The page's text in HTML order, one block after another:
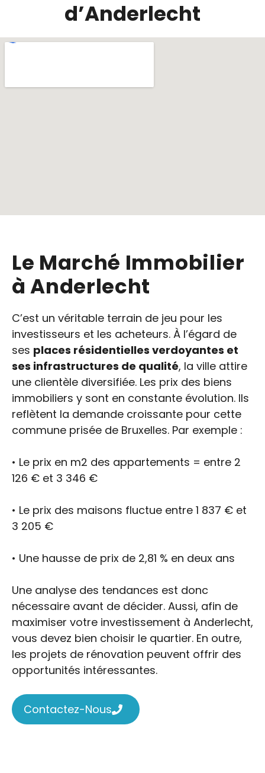
d’Anderlecht
Le Marché Immobilier
à Anderlecht
C’est un véritable terrain de jeu pour les
investisseurs et les acheteurs. À l’égard de
ses places résidentielles verdoyantes et
ses infrastructures de qualité, la ville attire
une clientèle diversifiée. Les prix des biens
immobiliers y sont en constante évolution. Ils
reflètent la demande croissante pour cette
commune prisée de Bruxelles. Par exemple :
• Le prix en m2 des appartements = entre 2
126 € et 3 346 €
• Le prix des maisons fluctue entre 1 837 € et
3 205 €
• Une hausse de prix de 2,81 % en deux ans
Une analyse des tendances est donc
nécessaire avant de décider. Aussi, afin de
maximiser votre investissement à Anderlecht,
vous devez bien choisir le quartier. En outre,
les projets de rénovation peuvent offrir des
opportunités intéressantes.
Contactez-Nous